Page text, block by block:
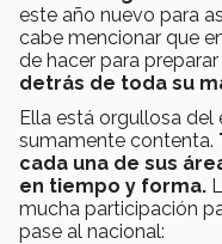
este año nuevo para
cabe mencionar que
de hacer para
detrás de toda su
Ella está orgullosa del
sumamente contenta.
cada una de sus
en tiempo y forma.
mucha participación
pase al nacional: